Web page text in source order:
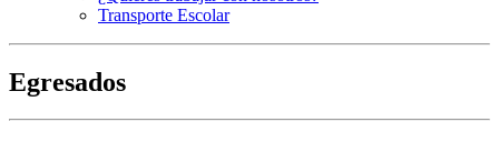
Transporte Escolar
Egresados